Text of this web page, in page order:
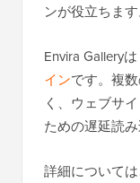
ンが役立ちます
Envira Galleryは
インです。複
く、ウェブサ
ための遅延読
詳細については